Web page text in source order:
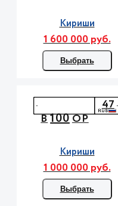
Кириши
1 600 000 руб.
Выбрать
В100ОР
47
Кириши
1 000 000 руб.
Выбрать